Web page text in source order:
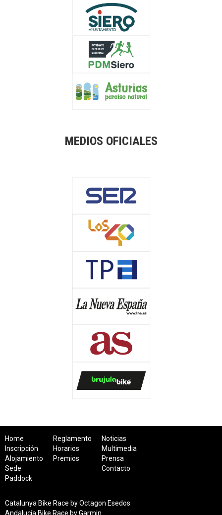
MEDIOS OFICIALES
Home
Inscripción
Alojamiento
Sede
Paddock
Reglamento
Horarios
Premios
Noticias
Multimedia
Prensa
Contacto
Catalunya Bike Race by Octagon Esedos
Andalucía Bike Race by Garmin